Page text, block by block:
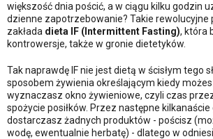
większość dnia pościć, a w ciągu kilku godzin
dzienne zapotrzebowanie? Takie rewolucyjne
zakłada dieta IF (Intermittent Fasting), która
kontrowersje, także w gronie dietetyków.
Tak naprawdę IF nie jest dietą w ścisłym tego
sposobem żywienia określającym kiedy
wyznaczasz okno żywieniowe, czyli czas
spożycie posiłków. Przez następne kilkanaście
dostarczasz żadnych produktów - pościsz
wodę, ewentualnie herbatę) - dlatego w